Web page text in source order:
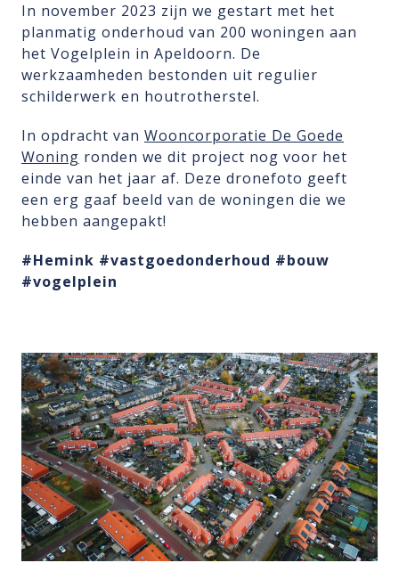
In november 2023 zijn we gestart met het
planmatig onderhoud van 200 woningen aan
het Vogelplein in Apeldoorn. De
werkzaamheden bestonden uit regulier
schilderwerk en houtrotherstel.
In opdracht van Wooncorporatie De Goede
Woning ronden we dit project nog voor het
einde van het jaar af. Deze dronefoto geeft
een erg gaaf beeld van de woningen die we
hebben aangepakt!
#Hemink #vastgoedonderhoud #bouw
#vogelplein